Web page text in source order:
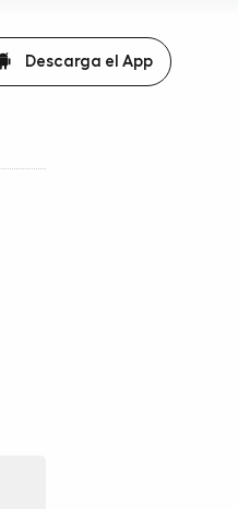
Descarga el App